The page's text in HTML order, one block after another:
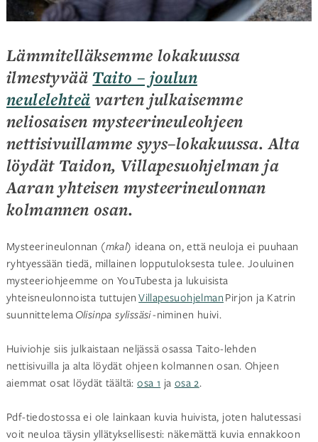
Lämmitelläksemme lokakuussa
ilmestyvää Taito – joulun
neulelehteä varten julkaisemme
neliosaisen mysteerineuleohjeen
nettisivuillamme syys–lokakuussa. Alta
löydät Taidon, Villapesuohjelman ja
Aaran yhteisen mysteerineulonnan
kolmannen osan.
Mysteerineulonnan (mkal) ideana on, että neuloja ei puuhaan
ryhtyessään tiedä, millainen lopputuloksesta tulee. Jouluinen
mysteeriohjeemme on YouTubesta ja lukuisista
yhteisneulonnoista tuttujenVillapesuohjelman Pirjon ja Katrin
suunnittelema Olisinpa sylissäsi-niminen huivi.
Huiviohje siis julkaistaan neljässä osassa Taito-lehden
nettisivuilla ja alta löydät ohjeen kolmannen osan. Ohjeen
aiemmat osat löydät täältä:osa 1 ja osa 2.
Pdf-tiedostossa ei ole lainkaan kuvia huivista, joten halutessasi
voit neuloa täysin yllätyksellisesti: näkemättä kuvia ennakkoon